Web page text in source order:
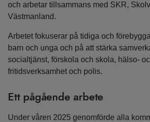
och arbetar tillsammans med SKR,
Västmanland.
Arbetet fokuserar på tidiga och
barn och unga och på att stärka
socialtjänst, förskola och skola, hälso-
fritidsverksamhet och polis.
Ett pågående arbete
Under våren 2025 genomförde alla